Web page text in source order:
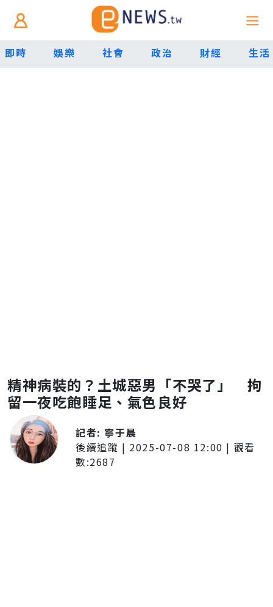
即時 娛樂 社會 政治 財經 生活
精神病裝的？土城惡男「不哭了」 拘
留一夜吃飽睡足、氣色良好
記者: 寧于晨
後續追蹤 | 2025-07-08 12:00 | 觀看
數:2687